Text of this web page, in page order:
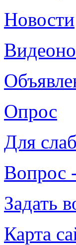
Новости
Опрос
Для
Вопрос
Задать
Карта